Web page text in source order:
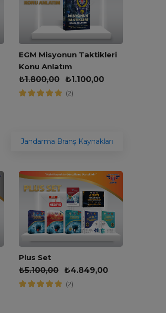
EGM Misyonun Taktikleri
Konu Anlatım
₺1.800,00 ₺1.100,00
(2)
Jandarma Branş Kaynakları
Plus Set
₺5.100,00 ₺4.849,00
(2)